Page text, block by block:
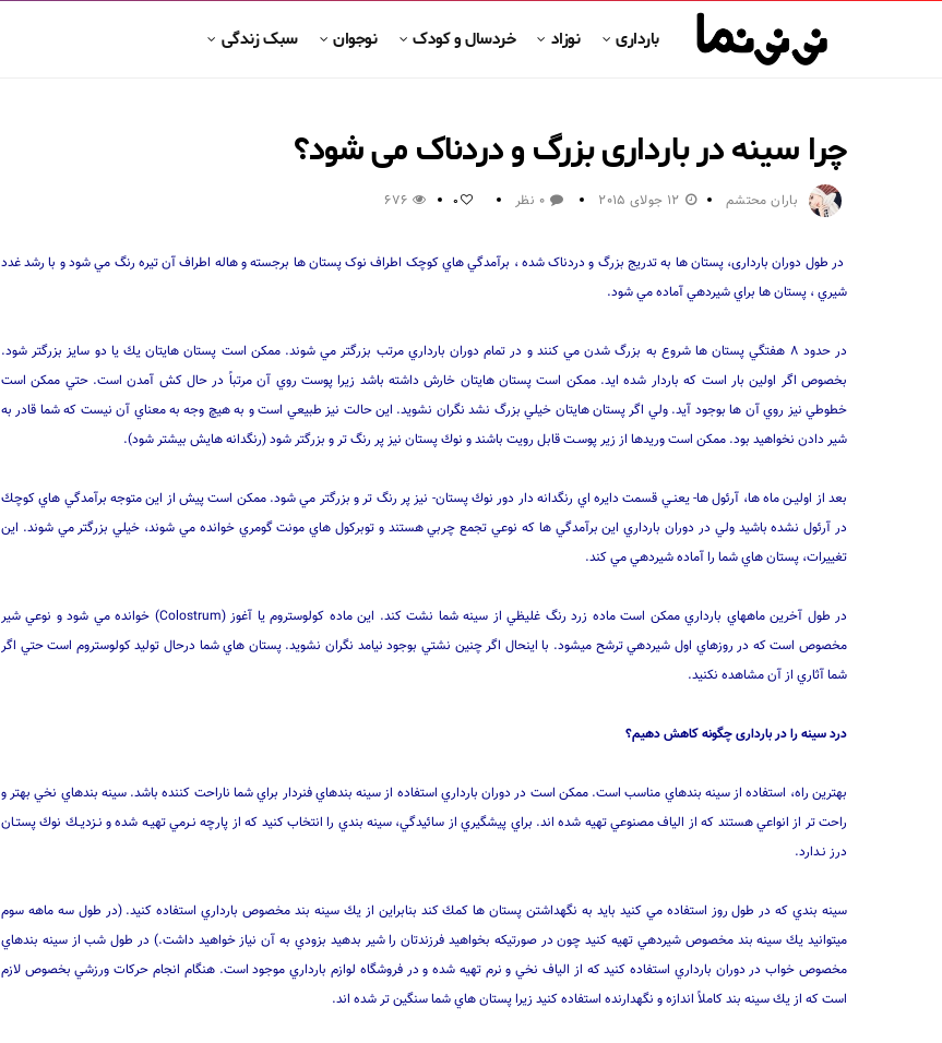
بارداری نوزاد خردسال و کودک نوجوان سبک زندگی
چرا سینه در بارداری بزرگ و دردناک می شود؟
باران محتشم 12 جولای 2015 0 نظر 0
676
در طول دوران بارداری، پستان ها به تدريج بزرگ و دردناک شده ، برآمدگي هاي کوچک اطراف نوک پستان ها برجسته و هاله اطراف آن تيره رنگ مي شود و با رشد غدد
شيري ، پستان ها براي شيردهي آماده مي شود.
در حدود ۸ هفتگي پستان ها شروع به بزرگ شدن مي كنند و در تمام دوران بارداري مرتب بزرگتر مي شوند. ممكن است پستان هايتان يك يا دو سايز بزرگتر شود.
بخصوص اگر اولين بار است كه باردار شده ايد. ممكن است پستان هايتان خارش داشته باشد زيرا پوست روي آن مرتباً در حال كش آمدن است. حتي ممكن است
خطوطي نيز روي آن ها بوجود آيد. ولي اگر پستان هايتان خيلي بزرگ نشد نگران نشويد. اين حالت نيز طبيعي است و به هيچ وجه به معناي آن نيست كه شما قادر به
شير دادن نخواهيد بود. ممكن است وريدها از زير پوسـت قابل رويت باشند و نوك پستان نيز پر رنگ تر و بزرگتر شود (رنگدانه هايش بيشتر شود).
بعد از اوليـن ماه ها، آرئول ها- يعنـي قسمت دايره اي رنگدانه دار دور نوك پستان- نيز پر رنگ تر و بزرگتر مي شود. ممكن است پيش از اين متوجه برآمدگي هاي كوچك
در آرئول نشده باشيد ولي در دوران بارداري اين برآمدگي ها كه نوعي تجمع چربي هستند و توبركول هاي مونت گومري خوانده مي شوند، خيلي بزرگتر مي شوند. اين
تغييرات، پستان هاي شما را آماده شيردهي مي كند.
در طول آخرين ماههاي بارداري ممكن است ماده زرد رنگ غليظي از سينه شما نشت كند. اين ماده كولوستروم يا آغوز (Colostrum) خوانده مي شود و نوعي شير
مخصوص است كه در روزهاي اول شيردهي ترشح ميشود. با اينحال اگر چنين نشتي بوجود نيامد نگران نشويد. پستان هاي شما درحال توليد كولوستروم است حتي اگر
شما آثاري از آن مشاهده نكنيد.
درد سینه را در بارداری چگونه کاهش دهیم؟
بهترين راه، استفاده از سينه بندهاي مناسب است. ممكن است در دوران بارداري استفاده از سينه بندهاي فنردار براي شما ناراحت كننده باشد. سينه بندهاي نخي بهتر و
راحت تر از انواعي هستند كه از الياف مصنوعي تهيه شده اند. براي پيشگيري از سائيدگي، سينه بندي را انتخاب كنيد كه از پارچه نـرمي تهيـه شده و نـزديـك نوك پستـان
درز نـدارد.
سينه بندي كه در طول روز استفاده مي كنيد بايد به نگهداشتن پستان ها كمك كند بنابراين از يك سينه بند مخصوص بارداري استفاده كنيد. (در طول سه ماهه سوم
ميتوانيد يك سينه بند مخصوص شيردهي تهيه كنيد چون در صورتيكه بخواهيد فرزندتان را شير بدهيد بزودي به آن نياز خواهيد داشت.) در طول شب از سينه بندهاي
مخصوص خواب در دوران بارداري استفاده كنيد كه از الياف نخي و نرم تهيه شده و در فروشگاه لوازم بارداري موجود است. هنگام انجام حركات ورزشي بخصوص لازم
است كه از يك سينه بند كاملاً اندازه و نگهدارنده استفاده كنيد زيرا پستان هاي شما سنگين تر شده اند.